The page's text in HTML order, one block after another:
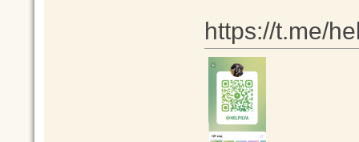
https://t.me/